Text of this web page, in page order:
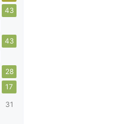
43
43
28
17
31